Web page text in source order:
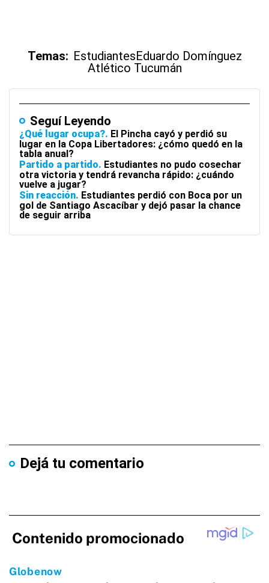
Temas: EstudiantesEduardo Domínguez
Atlético Tucumán
Seguí Leyendo
¿Qué lugar ocupa? El Pincha cayó y perdió su
lugar en la Copa Libertadores: ¿cómo quedó en la
tabla anual?
Partido a partido Estudiantes no pudo cosechar
otra victoria y tendrá revancha rápido: ¿cuándo
vuelve a jugar?
Sin reacción Estudiantes perdió con Boca por un
gol de Santiago Ascacíbar y dejó pasar la chance
de seguir arriba
Dejá tu comentario